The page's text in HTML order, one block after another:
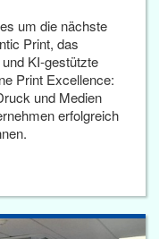
um die nächste
Print, das
KI-gestützte
Print Excellence:
und Medien
erfolgreich